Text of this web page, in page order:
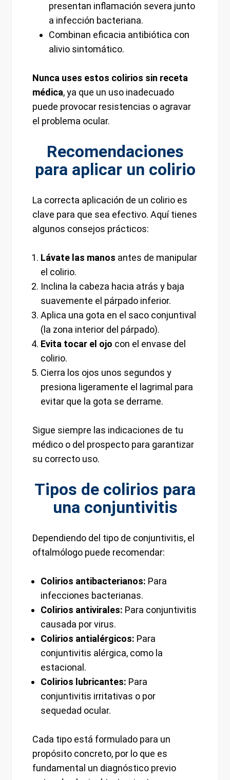
presentan inflamación severa junto
a infección bacteriana.
Combinan eficacia antibiótica con
alivio sintomático.
Nunca uses estos colirios sin receta
médica, ya que un uso inadecuado
puede provocar resistencias o agravar
el problema ocular.
Recomendaciones
para aplicar un colirio
La correcta aplicación de un colirio es
clave para que sea efectivo. Aquí tienes
algunos consejos prácticos:
Lávate las manos antes de manipular
el colirio.
Inclina la cabeza hacia atrás y baja
suavemente el párpado inferior.
Aplica una gota en el saco conjuntival
(la zona interior del párpado).
Evita tocar el ojo con el envase del
colirio.
Cierra los ojos unos segundos y
presiona ligeramente el lagrimal para
evitar que la gota se derrame.
Sigue siempre las indicaciones de tu
médico o del prospecto para garantizar
su correcto uso.
Tipos de colirios para
una conjuntivitis
Dependiendo del tipo de conjuntivitis, el
oftalmólogo puede recomendar:
Colirios antibacterianos: Para
infecciones bacterianas.
Colirios antivirales: Para conjuntivitis
causada por virus.
Colirios antialérgicos: Para
conjuntivitis alérgica, como la
estacional.
Colirios lubricantes: Para
conjuntivitis irritativas o por
sequedad ocular.
Cada tipo está formulado para un
propósito concreto, por lo que es
fundamental un diagnóstico previo